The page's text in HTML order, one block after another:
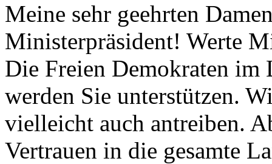
Meine sehr geehrten
Ministerpräsident! Werte
Die Freien Demokraten im
werden Sie unterstützen.
vielleicht auch antreiben.
Vertrauen in die gesamte